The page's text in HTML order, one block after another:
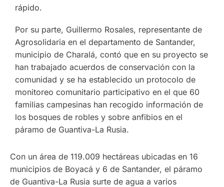
rápido.
Por su parte, Guillermo Rosales, representante de
Agrosolidaria en el departamento de Santander,
municipio de Charalá, contó que en su proyecto se
han trabajado acuerdos de conservación con la
comunidad y se ha establecido un protocolo de
monitoreo comunitario participativo en el que 60
familias campesinas han recogido información de
los bosques de robles y sobre anfibios en el
páramo de Guantiva-La Rusia.
Con un área de 119.009 hectáreas ubicadas en 16
municipios de Boyacá y 6 de Santander, el páramo
de Guantiva-La Rusia surte de agua a varios